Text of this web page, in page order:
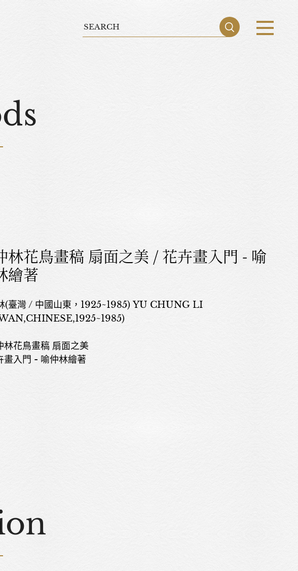
林花鳥畫稿 扇面之美 / 花卉畫入門 - 喻
繪著
(臺灣 / 中國山東，1925~1985) YU CHUNG LI
林花鳥畫稿 扇面之美
畫入門 - 喻仲林繪著